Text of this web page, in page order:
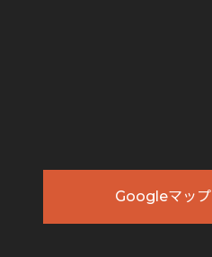
Googleマップ